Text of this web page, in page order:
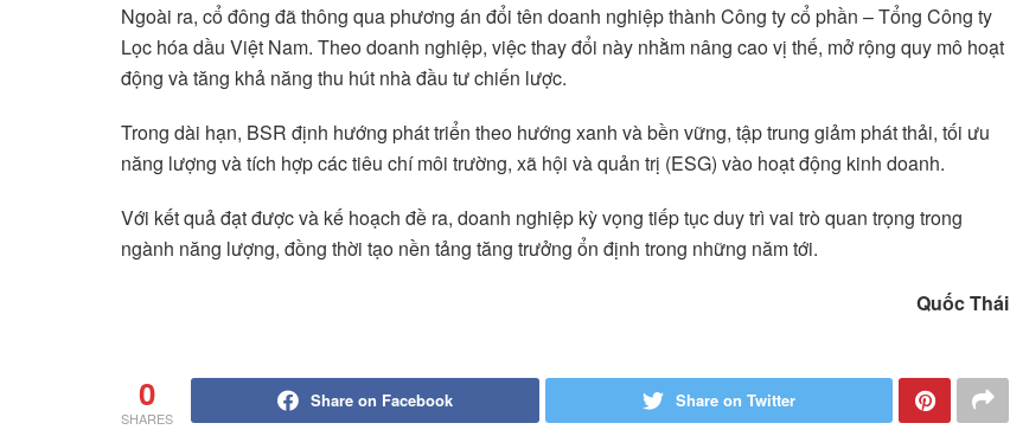
Ngoài ra, cổ đông đã thông qua phương án đổi tên doanh nghiệp thành Công ty cổ phần – Tổng Công ty
Lọc hóa dầu Việt Nam. Theo doanh nghiệp, việc thay đổi này nhằm nâng cao vị thế, mở rộng quy mô hoạt
động và tăng khả năng thu hút nhà đầu tư chiến lược.
Trong dài hạn, BSR định hướng phát triển theo hướng xanh và bền vững, tập trung giảm phát thải, tối ưu
năng lượng và tích hợp các tiêu chí môi trường, xã hội và quản trị (ESG) vào hoạt động kinh doanh.
Với kết quả đạt được và kế hoạch đề ra, doanh nghiệp kỳ vọng tiếp tục duy trì vai trò quan trọng trong
ngành năng lượng, đồng thời tạo nền tảng tăng trưởng ổn định trong những năm tới.
Quốc Thái
0
SHARES
Share on Facebook Share on Twitter